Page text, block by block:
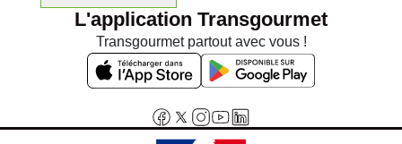
L'application Transgourmet
Transgourmet partout avec vous !